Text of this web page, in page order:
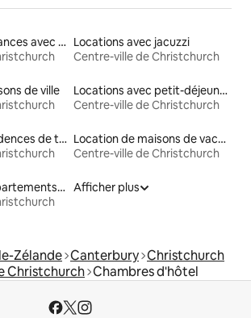
Locations de vacances avec piscine
Locations avec jacuzzi
Centre-ville de Christchurch
de ville
Locations avec petit-déjeuner
Centre-ville de Christchurch
Locations de résidences de tourisme
Location de maisons de vacances
Centre-ville de Christchurch
Résidences d'appartements en location
Afficher plus
Zélande Canterbury Christchurch
Christchurch Chambres d'hôtel